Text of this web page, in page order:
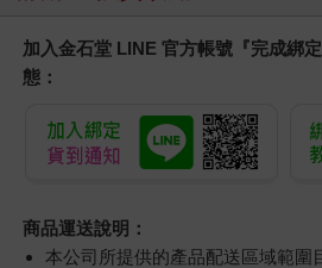
加入金石堂 LINE 官方帳號『完成綁
態：
商品運送說明：
本公司所提供的產品配送區域範圍